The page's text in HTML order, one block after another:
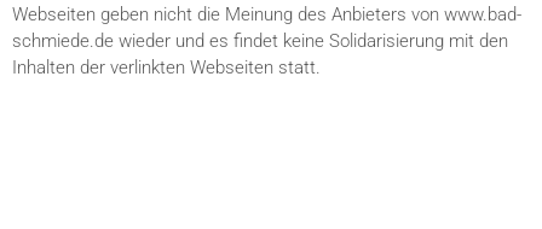
Webseiten geben nicht die Meinung des Anbieters von www.bad-
schmiede.de wieder und es findet keine Solidarisierung mit den
Inhalten der verlinkten Webseiten statt.